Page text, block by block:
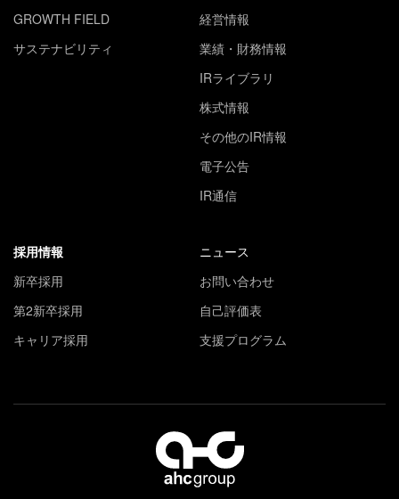
GROWTH FIELD
サステナビリティ
経営情報
業績・財務情報
IRライブラリ
株式情報
その他のIR情報
電子公告
IR通信
採用情報
新卒採用
第2新卒採用
キャリア採用
ニュース
お問い合わせ
自己評価表
支援プログラム